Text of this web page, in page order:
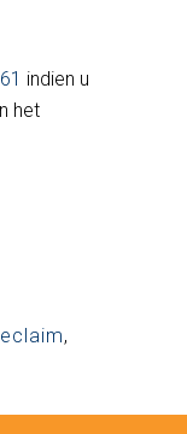
indien u
het
,